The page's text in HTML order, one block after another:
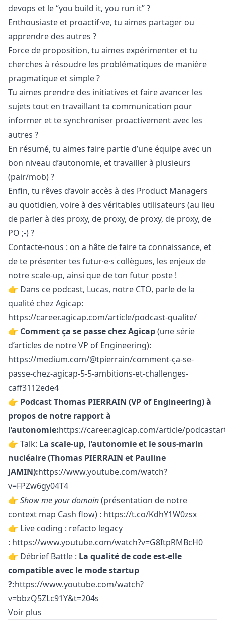
devops et le “you build it, you run it” ?
Enthousiaste et proactif·ve, tu aimes partager ou
apprendre des autres ?
Force de proposition, tu aimes expérimenter et tu
cherches à résoudre les problématiques de manière
pragmatique et simple ?
Tu aimes prendre des initiatives et faire avancer les
sujets tout en travaillant ta communication pour
informer et te synchroniser proactivement avec les
autres ?
En résumé, tu aimes faire partie d’une équipe avec un
bon niveau d’autonomie, et travailler à plusieurs
(pair/mob) ?
Enfin, tu rêves d’avoir accès à des Product Managers
au quotidien, voire à des véritables utilisateurs (au lieu
de parler à des proxy, de proxy, de proxy, de proxy, de
PO ;-) ?
Contacte-nous : on a hâte de faire ta connaissance, et
de te présenter tes futur·e·s collègues, les enjeux de
notre scale-up, ainsi que de ton futur poste !
👉 Dans ce podcast, Lucas, notre CTO, parle de la
qualité chez Agicap:
https://career.agicap.com/article/podcast-qualite/
👉 Comment ça se passe chez Agicap(une série
d’articles de notre VP of Engineering):
https://medium.com/@tpierrain/comment-ça-se-
passe-chez-agicap-5-5-ambitions-et-challenges-
caff3112ede4
👉 Podcast Thomas PIERRAIN (VP of Engineering) à
propos de notre rapport à
l’autonomie:https://career.agicap.com/article/
👉 Talk: La scale-up, l’autonomie et le sous-marin
nucléaire (Thomas PIERRAIN et Pauline
JAMIN):https://www.youtube.com/watch?
v=FPZw6gy04T4
👉 Show me your domain(présentation de notre
context map Cash flow) : https://t.co/KdhY1W0zsx
👉 Live coding : refacto legacy
: https://www.youtube.com/watch?v=G8ItpRMBcH0
👉 Débrief Battle : La qualité de code est-elle
compatible avec le mode startup
?:https://www.youtube.com/watch?
v=bbzQ5ZLc91Y&t=204s
Voir plus